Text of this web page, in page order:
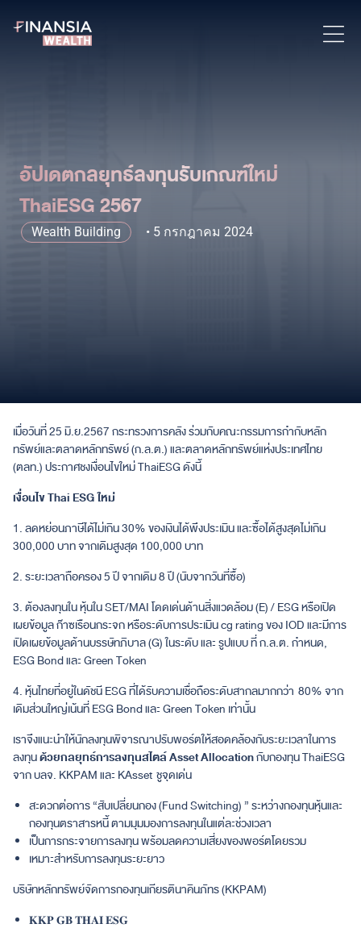
อัปเดตกลยุทธ์ลงทุนรับเกณฑ์ใหม่
ThaiESG 2567
Wealth Building 5 กรกฎาคม 2024
เมื่อวันที่ 25 มิ.ย.2567 กระทรวงการคลัง ร่วมกับคณะกรรมการกำกับหลัก
ทรัพย์และตลาดหลักทรัพย์ (ก.ล.ต.) และตลาดหลักทรัพย์แห่งประเทศไทย
(ตลท.) ประกาศชงเงื่อนไขใหม่ ThaiESG ดังนี้
เงื่อนไขThai ESGใหม่
1. ลดหย่อนภาษีได้ไม่เกิน 30% ของเงินได้พึงประเมิน และซื้อได้สูงสุดไม่เกิน
300,000 บาท จากเดิมสูงสุด 100,000 บาท
2. ระยะเวลาถือครอง 5 ปี จากเดิม 8 ปี (นับจากวันที่ซื้อ)
3. ต้องลงทุนใน หุ้นใน SET/MAI โดดเด่นด้านสิ่งแวดล้อม (E) / ESG หรือเปิด
เผยข้อมูล ก๊าซเรือนกระจก หรือระดับการประเมิน cg rating ของ IOD และมีการ
เปิดเผยข้อมูลด้านบรรษัทภิบาล (G) ในระดับ และ รูปแบบ ที่ ก.ล.ต. กำหนด,
ESG Bond และ Green Token
4. หุ้นไทยที่อยู่ในดัชนี ESG ที่ได้รับความเชื่อถือระดับสากลมากกว่า 80% จาก
เดิมส่วนใหญ่เน้นที่ ESG Bond และ Green Token เท่านั้น
เราจึงแนะนำให้นักลงทุนพิจารณาปรับพอร์ตให้สอดคล้องกับระยะเวลาในการ
ลงทุนด้วยกลยุทธ์การลงทุนสไตล์Asset Allocationกับกองทุน ThaiESG
จาก บลจ. KKPAM และ KAsset ชูจุดเด่น
สะดวกต่อการ “สับเปลี่ยนกอง (Fund Switching) ” ระหว่างกองทุนหุ้นและ
กองทุนตราสารหนี้ ตามมุมมองการลงทุนในแต่ละช่วงเวลา
เป็นการกระจายการลงทุน พร้อมลดความเสี่ยงของพอร์ตโดยรวม
เหมาะสำหรับการลงทุนระยะยาว
บริษัทหลักทรัพย์จัดการกองทุนเกียรตินาคินภัทร (KKPAM)
𝐊𝐊𝐏 𝐆𝐁 𝐓𝐇𝐀𝐈 𝐄𝐒𝐆